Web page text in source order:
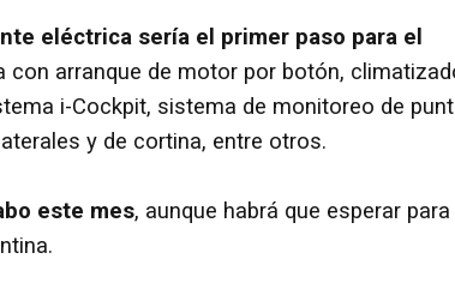
eléctrica sería el primer paso para el
con arranque de motor por botón,
i-Cockpit, sistema de monitoreo de
y de cortina, entre otros.
este mes, aunque habrá que esperar para